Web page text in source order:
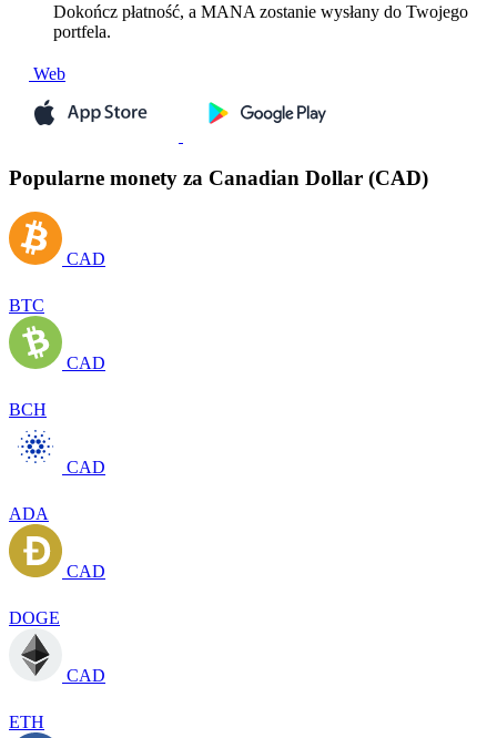
Dokończ płatność, a MANA zostanie wysłany do Twojego
portfela.
Web
Popularne monety za Canadian Dollar (CAD)
CAD
BTC
CAD
BCH
CAD
ADA
CAD
DOGE
CAD
ETH